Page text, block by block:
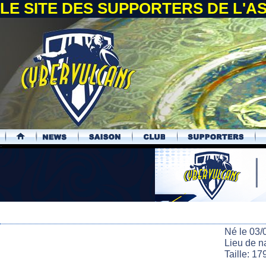
LE SITE DES SUPPORTERS DE
.
Né le 03/
Lieu de
Taille: